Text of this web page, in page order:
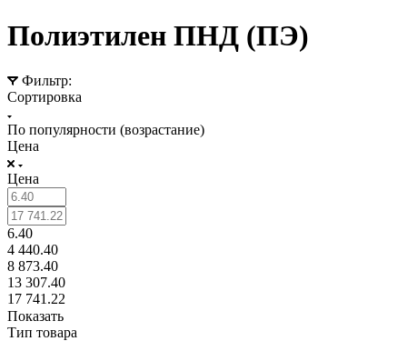
Полиэтилен ПНД (ПЭ)
Фильтр:
Сортировка
По популярности (возрастание)
Цена
Цена
6.40
4 440.40
8 873.40
13 307.40
17 741.22
Показать
Тип товара